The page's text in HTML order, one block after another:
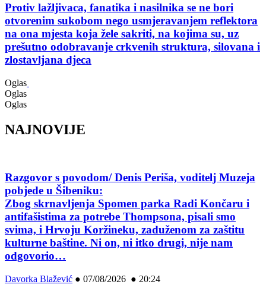
Protiv lažljivaca, fanatika i nasilnika se ne bori
otvorenim sukobom nego usmjeravanjem reflektora
na ona mjesta koja žele sakriti, na kojima su, uz
prešutno odobravanje crkvenih struktura, silovana i
zlostavljana djeca
Oglas
Oglas
Oglas
NAJNOVIJE
Razgovor s povodom/ Denis Periša, voditelj Muzeja
pobjede u Šibeniku:
Zbog skrnavljenja Spomen parka Radi Končaru i
antifašistima za potrebe Thompsona, pisali smo
svima, i Hrvoju Koržineku, zaduženom za zaštitu
kulturne baštine. Ni on, ni itko drugi, nije nam
odgovorio…
Davorka Blažević ● 07/08/2026 ● 20:24